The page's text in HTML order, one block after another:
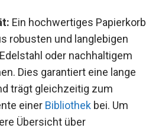
Ein hochwertiges Papierkorb
robusten und langlebigen
oder nachhaltigem
Dies garantiert eine lange
trägt gleichzeitig zum
einer Bibliothek bei. Um
Übersicht über